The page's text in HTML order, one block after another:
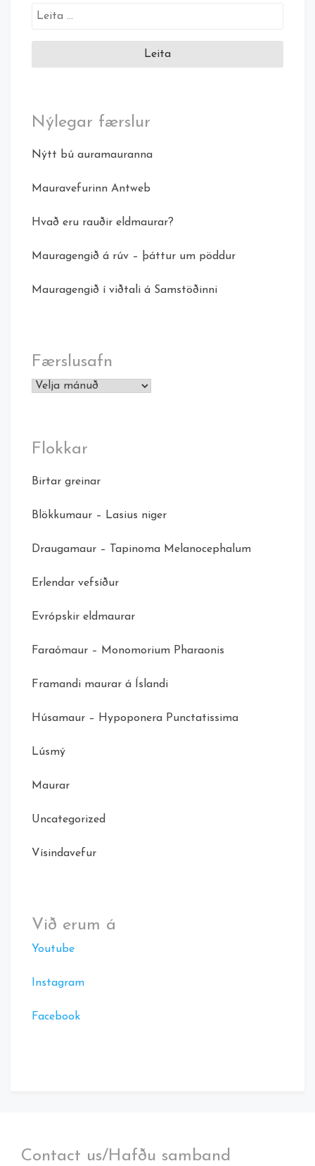
Leita
Nýlegar færslur
Nýtt bú auramauranna
Mauravefurinn Antweb
Hvað eru rauðir eldmaurar?
Mauragengið á rúv – þáttur um pöddur
Mauragengið í viðtali á Samstöðinni
Færslusafn
Færslusafn
Flokkar
Birtar greinar
Blökkumaur – Lasius niger
Draugamaur – Tapinoma Melanocephalum
Erlendar vefsíður
Evrópskir eldmaurar
Faraómaur – Monomorium Pharaonis
Framandi maurar á Íslandi
Húsamaur – Hypoponera Punctatissima
Lúsmý
Maurar
Uncategorized
Vísindavefur
Við erum á
Youtube
Instagram
Facebook
Contact us/Hafðu samband